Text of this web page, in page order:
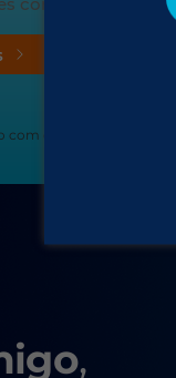
com o plano escolhido.
,